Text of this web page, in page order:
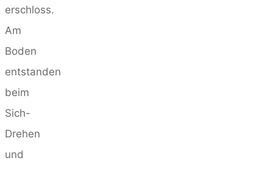
erschloss.
Am
Boden
entstanden
beim
Sich-
Drehen
und